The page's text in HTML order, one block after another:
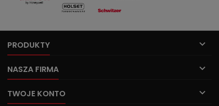
0023
PRODUKTY 
NASZA FIRMA 
TWOJE KONTO 